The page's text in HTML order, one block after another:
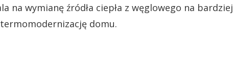
na wymianę źródła ciepła z węglowego na bardziej
domu.